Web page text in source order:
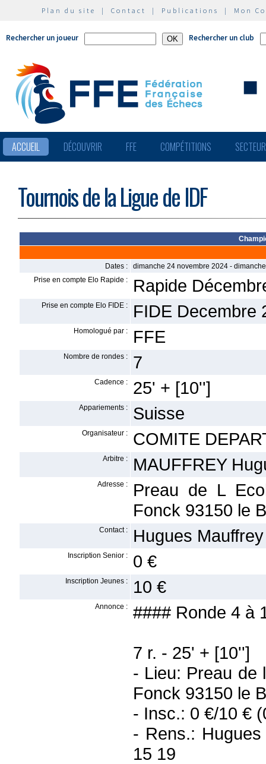
Plan du site | Contact | Publications | Mon
Rechercher un joueur Rechercher un club
ACCUEIL DÉCOUVRIR FFE COMPÉTITIONS
Tournois de la Ligue de IDF
Dates :
dimanche 24 novembre 2024 -
Prise en compte Elo Rapide :
Rapide
Prise en compte Elo FIDE : FIDE Decembre
Homologué par : FFE
Nombre de rondes : 7
Cadence : 25' + [10'']
Appariements : Suisse
Organisateur : COMITE
Arbitre : MAUFFREY
Adresse :
Preau de L
Fonck 93150 le
Contact : Hugues
Inscription Senior : 0 €
Inscription Jeunes : 10 €
Annonce : #### Ronde 4 à
7 r. - 25' + [10'']
- Lieu: Preau de
Fonck 93150 le
- Insc.: 0 €/10 €
- Rens.:
15 19